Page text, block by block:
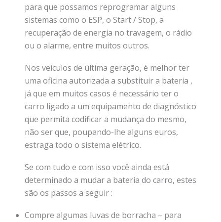
para que possamos reprogramar alguns
sistemas como o ESP, o Start / Stop, a
recuperação de energia no travagem, o rádio
ou o alarme, entre muitos outros.
Nos veículos de última geração, é melhor ter
uma oficina autorizada a substituir a bateria ,
já que em muitos casos é necessário ter o
carro ligado a um equipamento de diagnóstico
que permita codificar a mudança do mesmo,
não ser que, poupando-lhe alguns euros,
estraga todo o sistema elétrico.
Se com tudo e com isso você ainda está
determinado a mudar a bateria do carro, estes
são os passos a seguir :
Compre algumas luvas de borracha – para